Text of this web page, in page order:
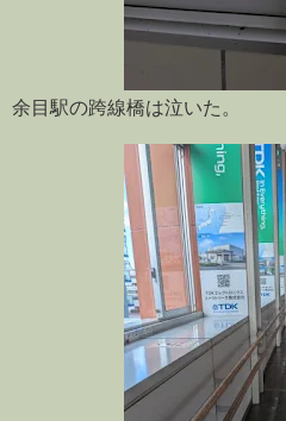
余目駅の跨線橋は泣いた。